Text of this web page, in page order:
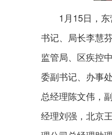
1月15日，
书记、局长李慧
监管局、区疾控
委副书记、办事
总经理陈文伟，
经理刘强，北京